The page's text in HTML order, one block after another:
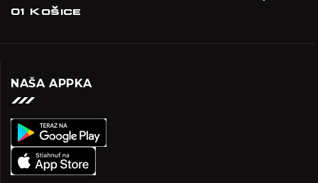
01 Košice
NAŠA APPKA